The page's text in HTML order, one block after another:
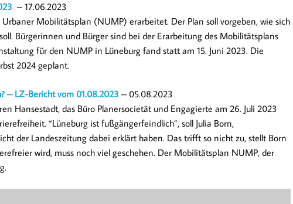
– 17.06.2023
Mobilitätsplan (NUMP) erarbeitet. Der Plan soll vorgeben, wie sich
Bürgerinnen und Bürger sind bei der Erarbeitung des Mobilitätsplans
für den NUMP in Lüneburg fand statt am 15. Juni 2023. Die
2024 geplant.
– LZ-Bericht vom 01.08.2023 – 05.08.2023
Hansestadt, das Büro Planersocietät und Engagierte am 26. Juli 2023
“Lüneburg ist fußgängerfeindlich”, soll Julia Born,
der Landeszeitung dabei erklärt haben. Das trifft so nicht zu, stellt Born
wird, muss noch viel geschehen. Der Mobilitätsplan NUMP, der